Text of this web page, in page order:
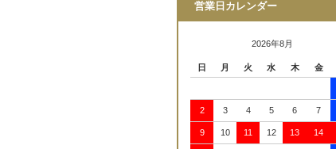
営業日カレンダー
2026年8月
日 月 火 水 木 金
2 3 4 5 6 7
9 10 11 12 13 14